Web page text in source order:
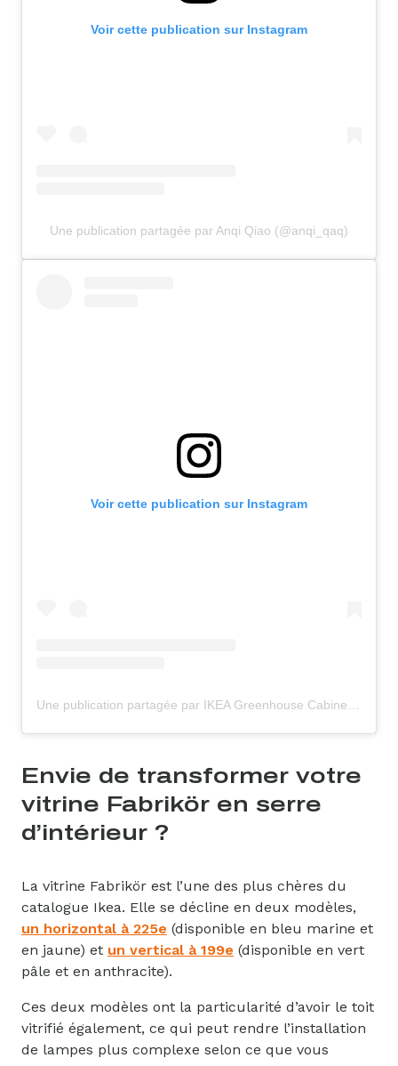
Voir cette publication sur Instagram
Une publication partagée par Anqi Qiao (@anqi_qaq)
Voir cette publication sur Instagram
Une publication partagée par IKEA Greenhouse Cabinet (@ikeagreenhousecabinet)
Envie de transformer votre
vitrine Fabrikör en serre
d’intérieur ?
La vitrine Fabrikör est l’une des plus chères du
catalogue Ikea. Elle se décline en deux modèles,
un horizontal à 225e (disponible en bleu marine et
en jaune) et un vertical à 199e (disponible en vert
pâle et en anthracite).
Ces deux modèles ont la particularité d’avoir le toit
vitrifié également, ce qui peut rendre l’installation
de lampes plus complexe selon ce que vous